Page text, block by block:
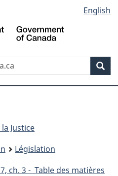
au
contenu
propos
de
la
HTML
simplifiée
English
Justice
Législation
ch. 3 - Table des matières